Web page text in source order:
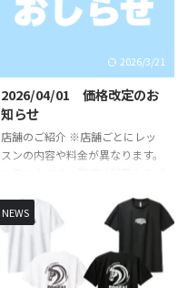
2026/3/21
2026/04/01 価格改定のお
知らせ
店舗のご紹介 ※店舗ごとにレッ
スンの内容や料金が異なります。
校 （直営校） FOREAL京急蒲田校
のレッスンスケジュールや開講ク
い。 FOREAL京急蒲田校 COZY蒲
田校 （定期レッスン） COZY蒲
NEWS